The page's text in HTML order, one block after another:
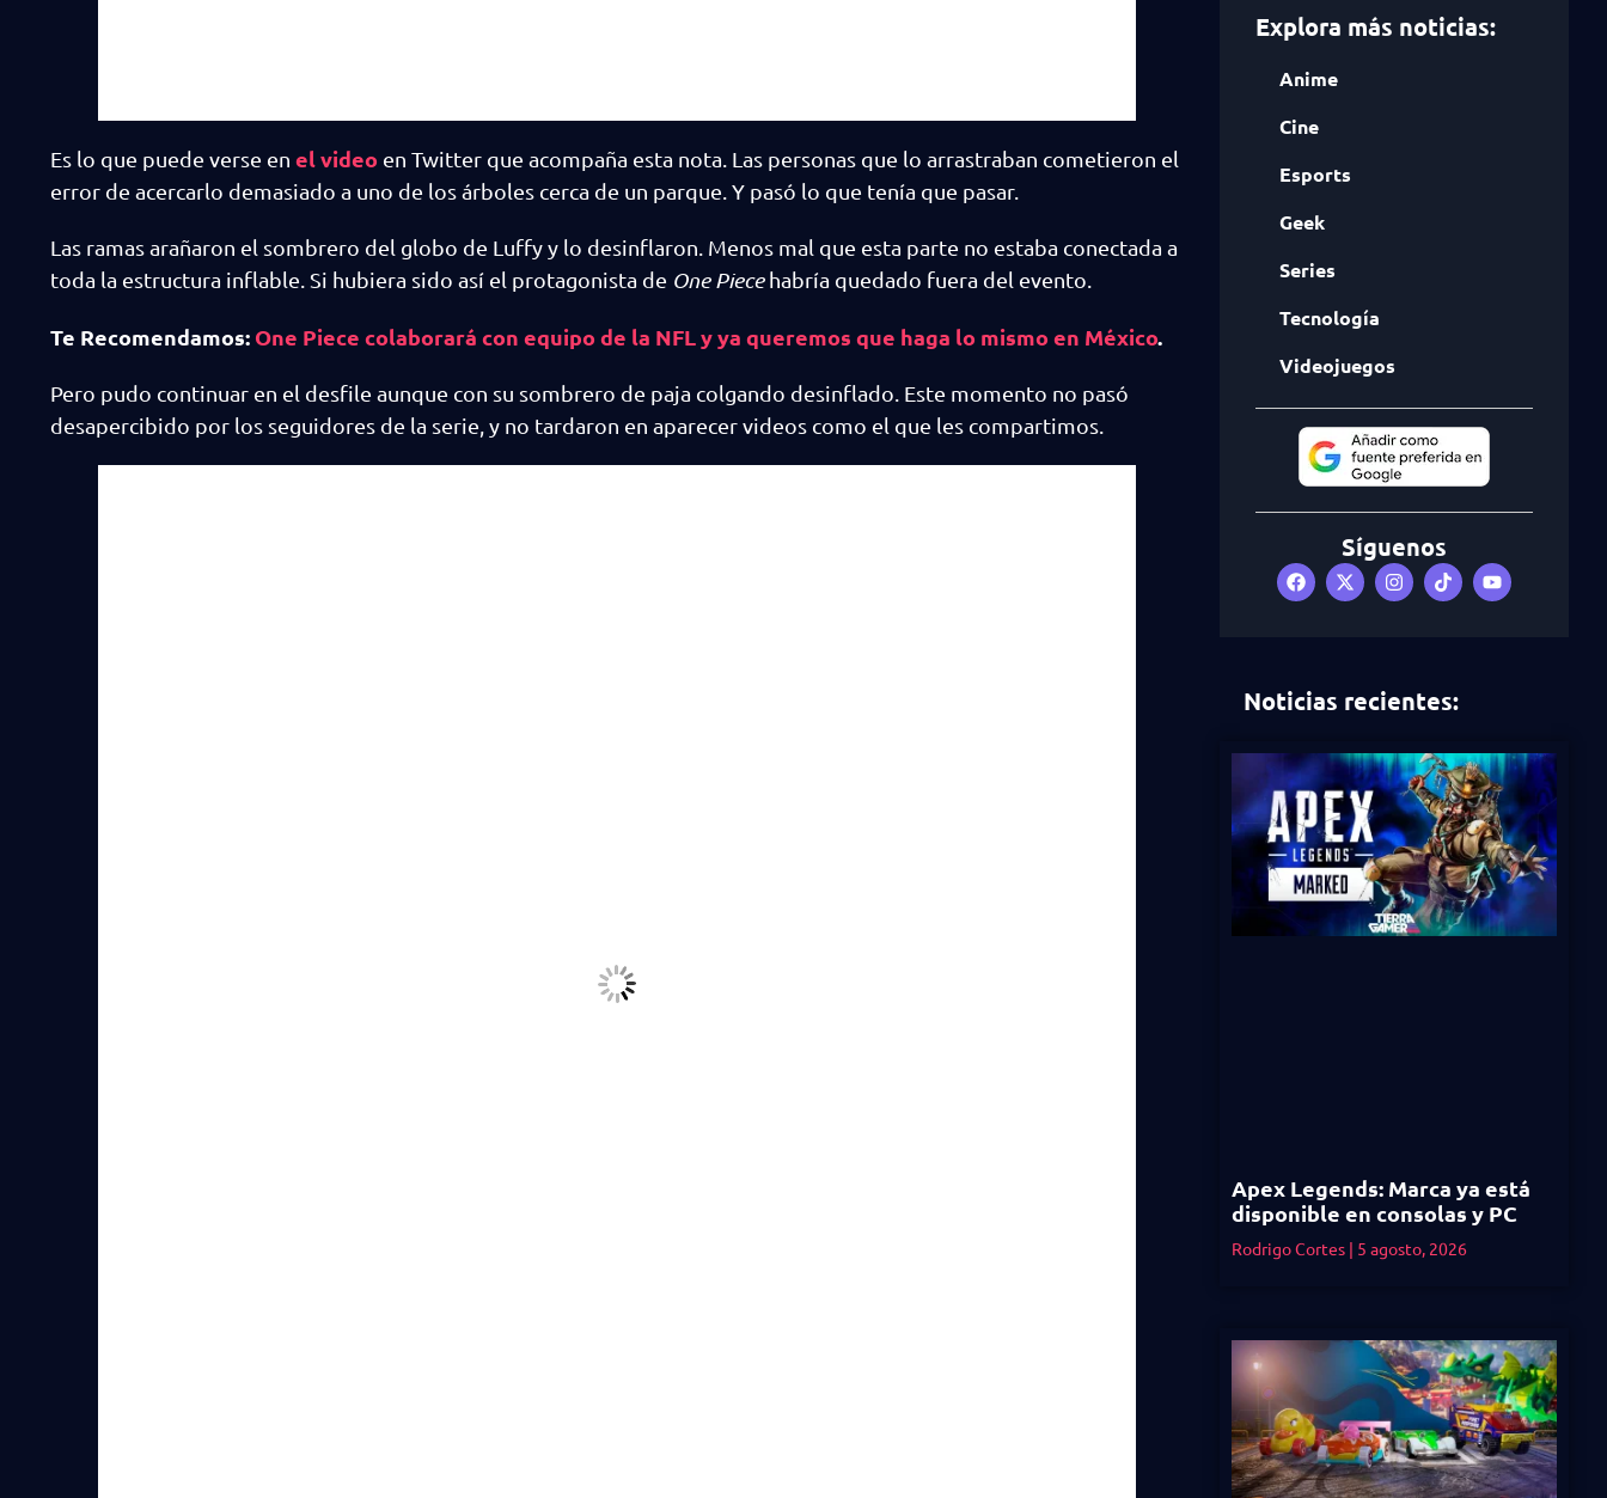
Es lo que puede verse en el video en Twitter que acompaña esta nota. Las personas que lo arrastraban cometieron el
error de acercarlo demasiado a uno de los árboles cerca de un parque. Y pasó lo que tenía que pasar.
Las ramas arañaron el sombrero del globo de Luffy y lo desinflaron. Menos mal que esta parte no estaba conectada a
toda la estructura inflable. Si hubiera sido así el protagonista de One Piecehabría quedado fuera del evento.
Te Recomendamos: One Piece colaborará con equipo de la NFL y ya queremos que haga lo mismo en México.
Pero pudo continuar en el desfile aunque con su sombrero de paja colgando desinflado. Este momento no pasó
desapercibido por los seguidores de la serie, y no tardaron en aparecer videos como el que les compartimos.
Explora más noticias:
Anime
Cine
Esports
Geek
Series
Tecnología
Videojuegos
Síguenos
Noticias recientes:
Apex Legends: Marca ya está
disponible en consolas y PC
Rodrigo Cortes 5 agosto, 2026